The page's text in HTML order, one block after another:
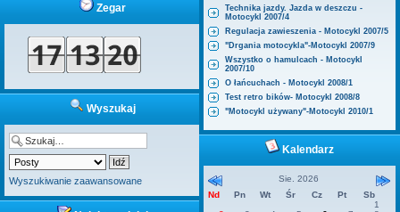
Zegar
Wyszukaj
Wyszukiwanie zaawansowane
Technika jazdy. Jazda w deszczu -
Motocykl 2007/4
Regulacja zawieszenia - Motocykl 2007/5
"Drgania motocykla"-Motocykl 2007/9
Wszystko o hamulcach - Motocykl
2007/10
O łańcuchach - Motocykl 2008/1
Test retro bików- Motocykl 2008/8
"Motocykl używany"-Motocykl 2010/1
Kalendarz
Sie. 2026
Nd
Pn Wt Śr Cz Pt
Sb
1